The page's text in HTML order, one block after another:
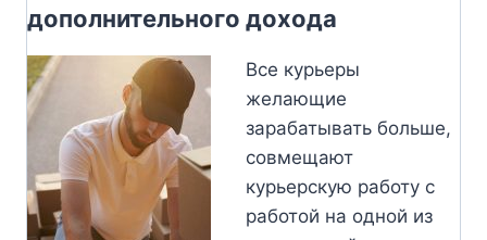
дополнительного дохода
Все курьеры
желающие
зарабатывать больше,
совмещают
курьерскую работу с
работой на одной из